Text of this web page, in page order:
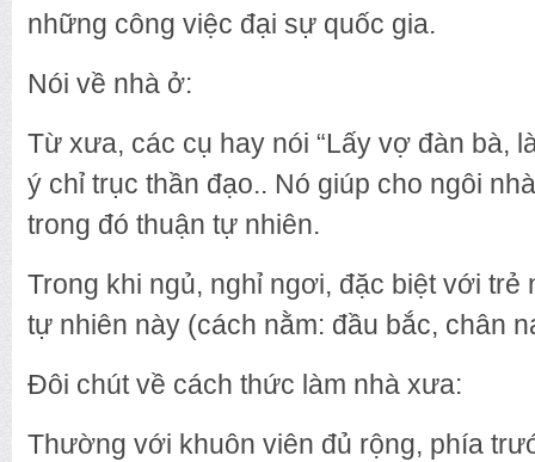
những công việc đại sự quốc gia.
Nói về nhà ở:
Từ xưa, các cụ hay nói “Lấy vợ đàn bà,
ý chỉ trục thần đạo.. Nó giúp cho ngôi
trong đó thuận tự nhiên.
Trong khi ngủ, nghỉ ngơi, đặc biệt với trẻ
tự nhiên này (cách nằm: đầu bắc, chân
Đôi chút về cách thức làm nhà xưa:
Thường với khuôn viên đủ rộng, phía